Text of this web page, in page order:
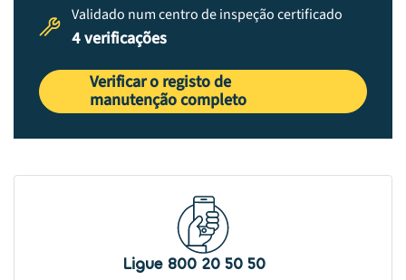
Validado num centro de inspeção certificado
4 verificações
Verificar o registo de
manutenção completo
Ligue 800 20 50 50